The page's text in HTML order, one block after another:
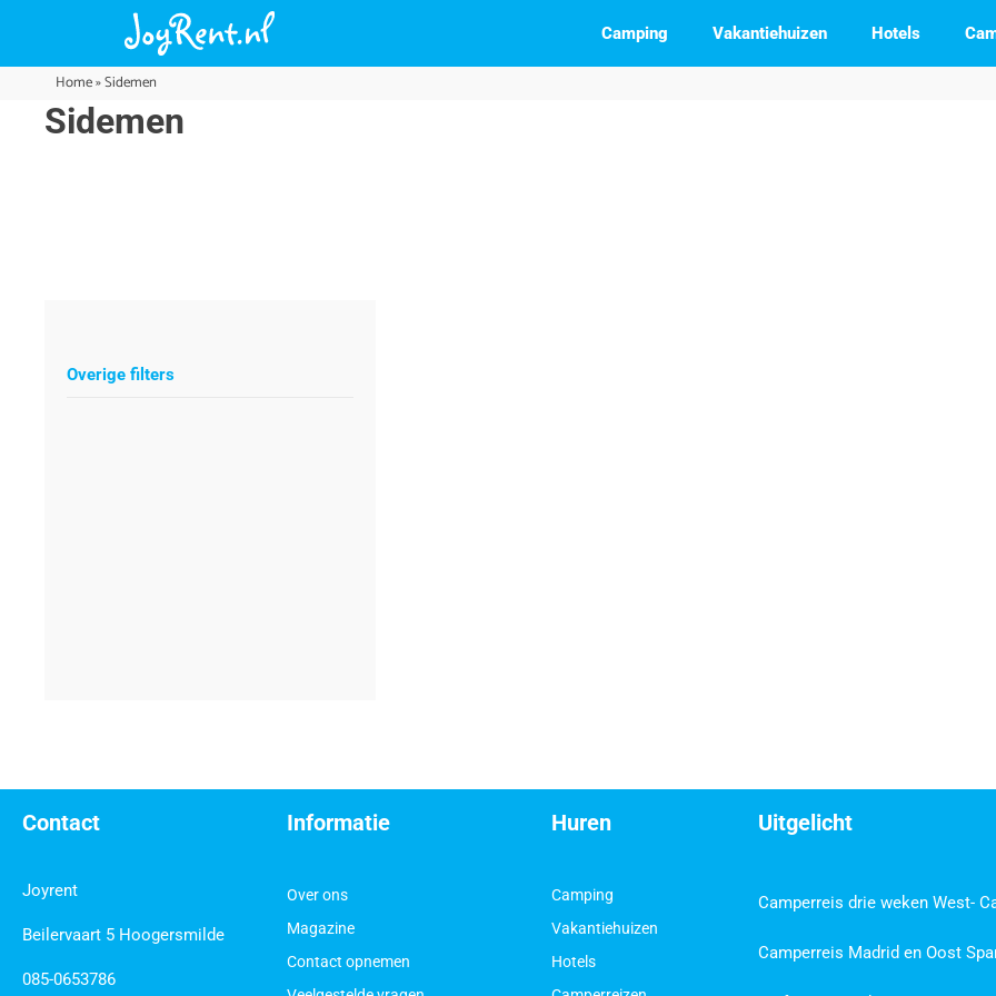
Camping Vakantiehuizen Hotels
Home»Sidemen
Sidemen
Overige filters
Contact
Joyrent
Beilervaart 5 Hoogersmilde
085-0653786
Informatie
Over ons
Magazine
Contact opnemen
Huren
Camping
Vakantiehuizen
Hotels
Uitgelicht
Camperreis drie weken West-
Camperreis Madrid en Oost